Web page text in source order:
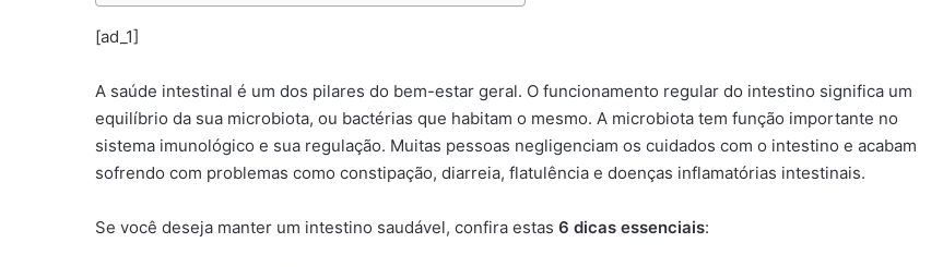
[ad_1]
A saúde intestinal é um dos pilares do bem-estar geral. O funcionamento regular do intestino significa um
equilíbrio da sua microbiota, ou bactérias que habitam o mesmo. A microbiota tem função importante no
sistema imunológico e sua regulação. Muitas pessoas negligenciam os cuidados com o intestino e acabam
sofrendo com problemas como constipação, diarreia, flatulência e doenças inflamatórias intestinais.
Se você deseja manter um intestino saudável, confira estas 6 dicas essenciais: